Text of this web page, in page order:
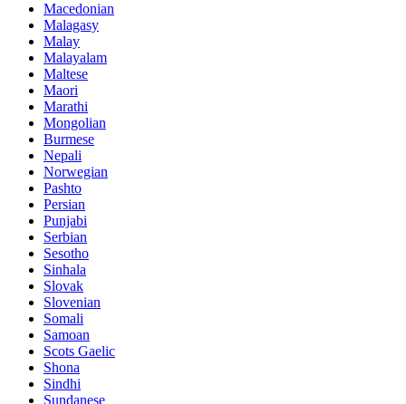
Macedonian
Malagasy
Malay
Malayalam
Maltese
Maori
Marathi
Mongolian
Burmese
Nepali
Norwegian
Pashto
Persian
Punjabi
Serbian
Sesotho
Sinhala
Slovak
Slovenian
Somali
Samoan
Scots Gaelic
Shona
Sindhi
Sundanese